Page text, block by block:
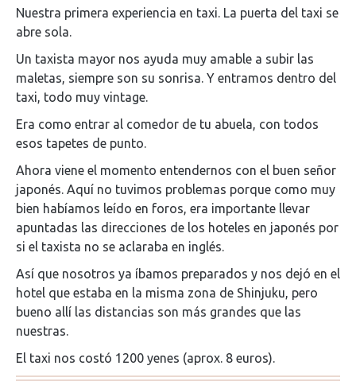
Nuestra primera experiencia en taxi. La puerta del taxi se
abre sola.
Un taxista mayor nos ayuda muy amable a subir las
maletas, siempre son su sonrisa. Y entramos dentro del
taxi, todo muy vintage.
Era como entrar al comedor de tu abuela, con todos
esos tapetes de punto.
Ahora viene el momento entendernos con el buen señor
japonés. Aquí no tuvimos problemas porque como muy
bien habíamos leído en foros, era importante llevar
apuntadas las direcciones de los hoteles en japonés por
si el taxista no se aclaraba en inglés.
Así que nosotros ya íbamos preparados y nos dejó en el
hotel que estaba en la misma zona de Shinjuku, pero
bueno allí las distancias son más grandes que las
nuestras.
El taxi nos costó 1200 yenes (aprox. 8 euros).